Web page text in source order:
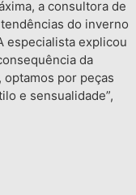
a consultora de
do inverno
especialista explicou
da
optamos por peças
e sensualidade”,